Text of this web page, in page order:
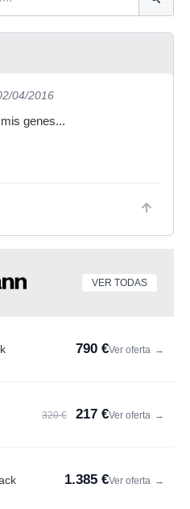
04/2016
genes...
VER TODAS
790 €Ver oferta →
320 € 217 €Ver oferta →
1.385 €Ver oferta →